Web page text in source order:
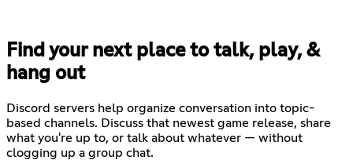
Find your next place to talk, play, &
hang out
Discord servers help organize conversation into topic-
based channels. Discuss that newest game release, share
what you're up to, or talk about whatever — without
clogging up a group chat.